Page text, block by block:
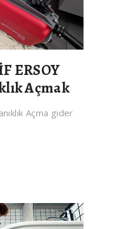
ERSOY
Açmak
Açma gider